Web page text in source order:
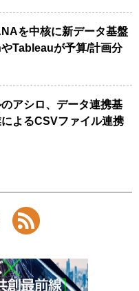
を中核に新データ基盤
Tableauが予算/計画分
アシロ、データ連携基
よるCSVファイル連携